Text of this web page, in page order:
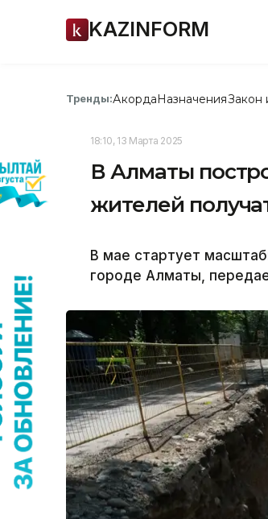
KAZINFORM
Тренды:АкордаНазначенияЗакон
18:10, 13 Марта 2025
В Алматы
жителей
В мае стартует
городе Алматы,